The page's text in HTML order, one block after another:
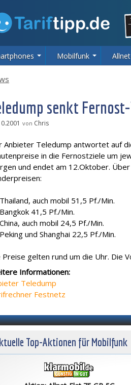
Mobilfunk
senkt
von Chris
Anbieter Teledump antwortet auf
in die Fernostziele um
und endet am 12.Oktober.
Thailand, auch mobil 51,5 Pf./Min.
Bangkok 41,5 Pf./Min.
China, auch mobil 24,5 Pf./Min.
Peking und Shanghai 22,5 Pf./Min.
Preise gelten rund um die Uhr. Die
Informationen:
Teledump
Festnetz
Top-Aktionen für Mobilfunk